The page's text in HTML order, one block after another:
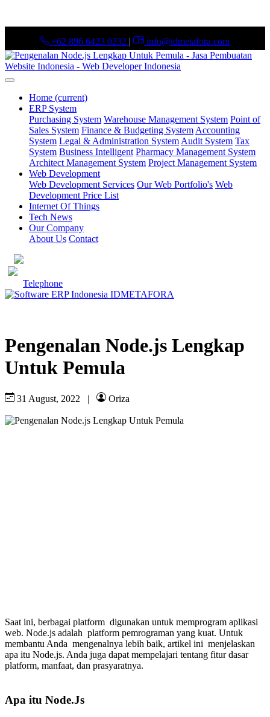
+62 896 6423 0232 | info@idmetafora.com
Home (current)
ERP System
Purchasing System Warehouse Management System Point of
Sales System Finance & Budgeting System Accounting
System Legal & Administration System Audit System Tax
System Business Intelligent Pharmacy Management System
Architect Management System Project Management System
Web Development
Web Development Services Our Web Portfolio's Web
Development Price List
Internet Of Things
Tech News
Our Company
About Us Contact
Telephone
Pengenalan Node.js Lengkap
Untuk Pemula
31 August, 2022 | Oriza
Saat ini, berbagai platform digunakan untuk memprogram aplikasi
web. Node.js adalah platform pemrograman yang kuat. Untuk
membantu Anda mengenalnya lebih baik, artikel ini menjelaskan
apa itu Node.js. Anda juga dapat mempelajari tentang fitur dasar
platform, manfaat, dan prasyaratnya.
Apa itu Node.Js